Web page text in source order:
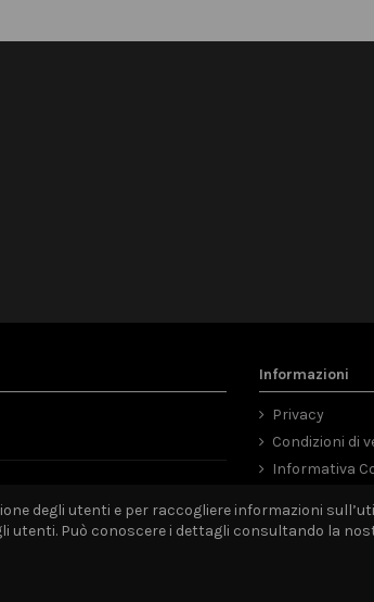
Informazioni
Privacy
Condizioni di
Informativa
degli utenti e per raccogliere informazioni
Può conoscere i dettagli consultando la